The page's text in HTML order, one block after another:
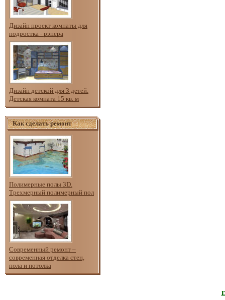
Дизайн проект комнаты для
подростка - рэпера
Дизайн детской для 3 детей.
Детская комната 15 кв. м
Как сделать ремонт
Полимерные полы 3D.
Трехмерный полимерный пол
Современный ремонт –
современная отделка стен,
пола и потолка